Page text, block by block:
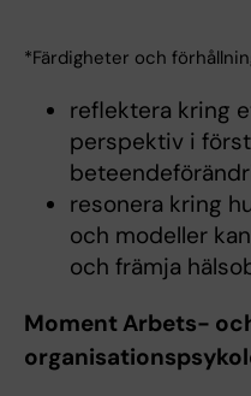
*Färdigheter och
reflektera kring
perspektiv i
resonera kring
och modeller
och främja
Moment Arbets-